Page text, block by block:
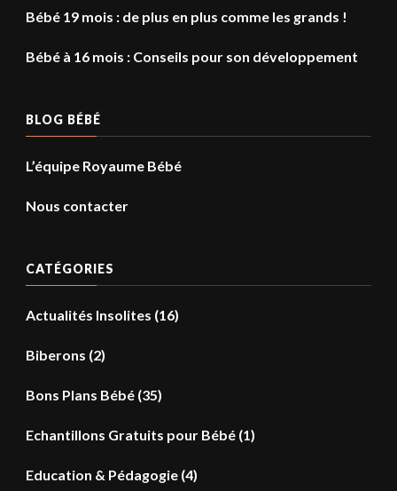
Bébé 19 mois : de plus en plus comme les grands !
Bébé à 16 mois : Conseils pour son développement
BLOG BÉBÉ
L’équipe Royaume Bébé
Nous contacter
CATÉGORIES
Actualités Insolites (16)
Biberons (2)
Bons Plans Bébé (35)
Echantillons Gratuits pour Bébé (1)
Education & Pédagogie (4)